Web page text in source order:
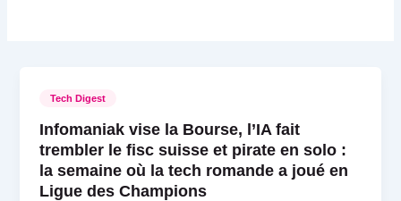
Tech Digest
Infomaniak vise la Bourse, l’IA fait
trembler le fisc suisse et pirate en solo :
la semaine où la tech romande a joué en
Ligue des Champions